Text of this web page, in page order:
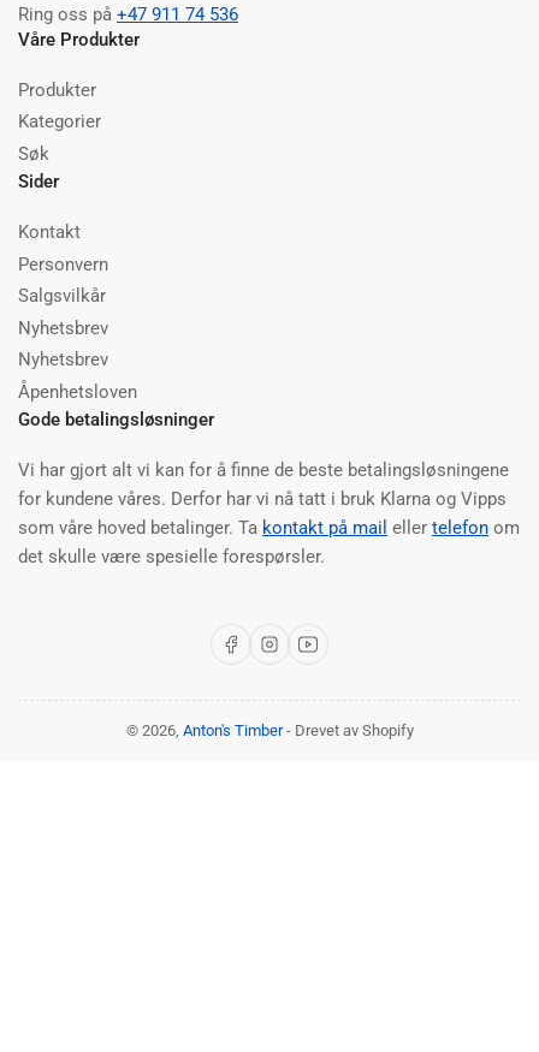
Ring oss på +47 911 74 536
Våre Produkter
Produkter
Kategorier
Søk
Sider
Kontakt
Personvern
Salgsvilkår
Nyhetsbrev
Nyhetsbrev
Åpenhetsloven
Gode betalingsløsninger
Vi har gjort alt vi kan for å finne de beste betalingsløsningene
for kundene våres. Derfor har vi nå tatt i bruk Klarna og Vipps
som våre hoved betalinger. Ta kontakt på mail eller telefon om
det skulle være spesielle forespørsler.
Facebook
InstagramYouTube
© 2026, Anton's Timber- Drevet av Shopify